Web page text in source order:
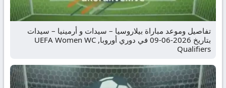
تفاصيل وموعد مباراة بيلاروسيا – سيدات و أرمينيا – سيدات
بتاريخ 2026-06-09 في دوري أوروبا, UEFA Women WC
Qualifiers